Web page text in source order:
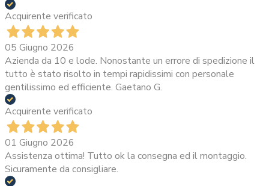
Acquirente verificato
05 Giugno 2026
Azienda da 10 e lode. Nonostante un errore di spedizione il
tutto è stato risolto in tempi rapidissimi con personale
gentilissimo ed efficiente. Gaetano G.
Acquirente verificato
01 Giugno 2026
Assistenza ottima! Tutto ok la consegna ed il montaggio.
Sicuramente da consigliare.